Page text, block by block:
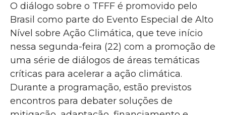
O diálogo sobre o TFFF é promovido pelo
Brasil como parte do Evento Especial de Alto
Nível sobre Ação Climática, que teve início
nessa segunda-feira (22) com a promoção de
uma série de diálogos de áreas temáticas
críticas para acelerar a ação climática.
Durante a programação, estão previstos
encontros para debater soluções de